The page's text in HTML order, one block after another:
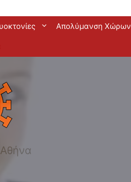
Απολύμανση Χώρων